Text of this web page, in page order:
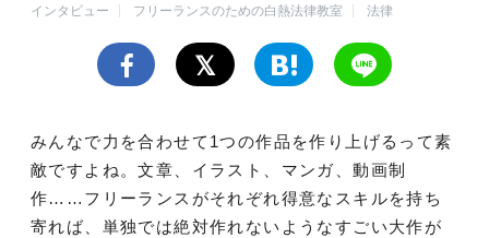
インタビュー
フリーランスのための白熱法律教室 法律
みんなで力を合わせて1つの作品を作り上げるって素
敵ですよね。文章、イラスト、マンガ、動画制
作……フリーランスがそれぞれ得意なスキルを持ち
寄れば、単独では絶対作れないようなすごい大作が